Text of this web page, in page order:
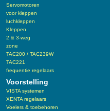
Servomotoren
voor kleppen
luchkleppen
Kleppen
2 & 3-weg
zone
TAC200 / TAC239W
TAC221
frequentie regelaars
Voorstelling
VISTA systemen
XENTA regelaars
Voelers & toebehoren